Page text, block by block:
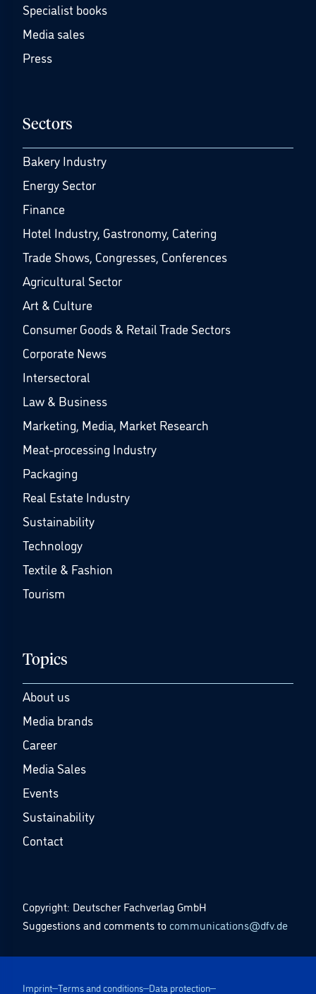
Specialist books
Media sales
Press
Sectors
Bakery Industry
Energy Sector
Finance
Hotel Industry, Gastronomy, Catering
Trade Shows, Congresses, Conferences
Agricultural Sector
Art & Culture
Consumer Goods & Retail Trade Sectors
Corporate News
Intersectoral
Law & Business
Marketing, Media, Market Research
Meat-processing Industry
Packaging
Real Estate Industry
Sustainability
Technology
Textile & Fashion
Tourism
Topics
About us
Media brands
Career
Media Sales
Events
Sustainability
Contact
Copyright: Deutscher Fachverlag GmbH
Suggestions and comments to communications@dfv.de
Imprint Terms and conditions Data protection